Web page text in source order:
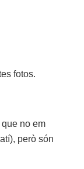
fotos.
no em
però són